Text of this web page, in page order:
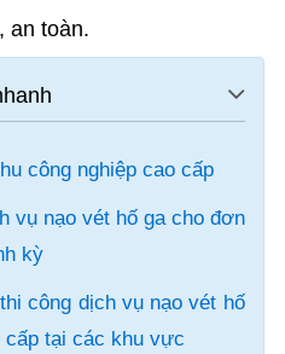
an toàn.
công nghiệp cao cấp
vụ nạo vét hố ga cho đơn
kỳ
công dịch vụ nạo vét hố
cấp tại các khu vực